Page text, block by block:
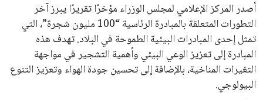
محافظات
أصدر المركز الإعلامي لمجلس الوزراء مؤخرًا تقريرًا يبرز آخر
التطورات المتعلقة بالمبادرة الرئاسية “100 مليون شجرة”، التي
تمثل إحدى المبادرات البيئية الطموحة في البلاد. تهدف هذه
المبادرة إلى تعزيز الوعي البيئي وأهمية التشجير في مواجهة
التغيرات المناخية، بالإضافة إلى تحسين جودة الهواء وتعزيز التنوع
البيولوجي.